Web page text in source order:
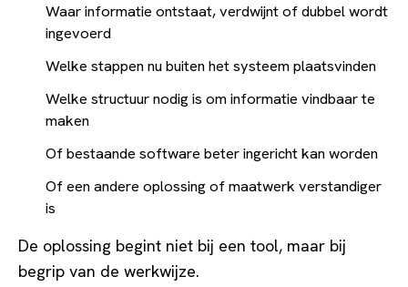
Waar informatie ontstaat, verdwijnt of dubbel wordt
ingevoerd
Welke stappen nu buiten het systeem plaatsvinden
Welke structuur nodig is om informatie vindbaar te
maken
Of bestaande software beter ingericht kan worden
Of een andere oplossing of maatwerk verstandiger
is
De oplossing begint niet bij een tool, maar bij
begrip van de werkwijze.